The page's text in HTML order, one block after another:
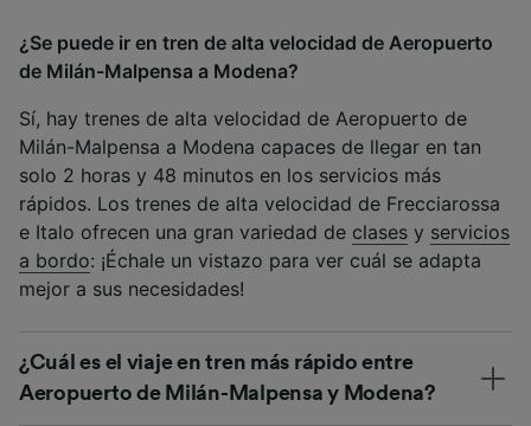
¿Se puede ir en tren de alta velocidad de Aeropuerto
de Milán-Malpensa a Modena?
Sí, hay trenes de alta velocidad de Aeropuerto de
Milán-Malpensa a Modena capaces de llegar en tan
solo 2 horas y 48 minutos en los servicios más
rápidos. Los trenes de alta velocidad de Frecciarossa
e Italo ofrecen una gran variedad de clases y servicios
a bordo: ¡Échale un vistazo para ver cuál se adapta
mejor a sus necesidades!
¿Cuál es el viaje en tren más rápido entre
Aeropuerto de Milán-Malpensa y Modena?